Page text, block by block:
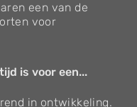
een van de
voor
is voor een...
in ontwikkeling.